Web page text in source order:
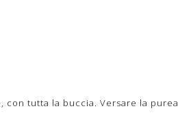
con tutta la buccia. Versare la purea